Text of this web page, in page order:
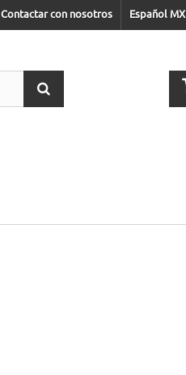
Español MX
Contactar con nosotros